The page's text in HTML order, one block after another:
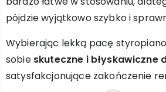
pójdzie wyjątkowo szybko i
Wybierając lekką pacę
sobie skuteczne i błyskawiczne
satysfakcjonujące zakończenie